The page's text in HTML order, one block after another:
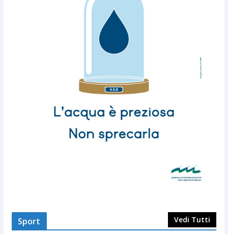
Sport Vedi Tutti